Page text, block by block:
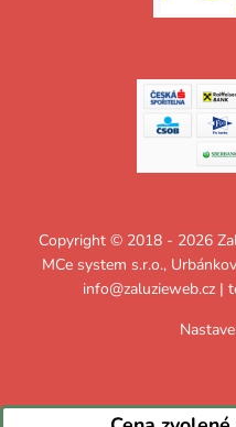
Copyright © 2018 - 2026
MCe system s.r.o.,
info@zaluzieweb.cz|